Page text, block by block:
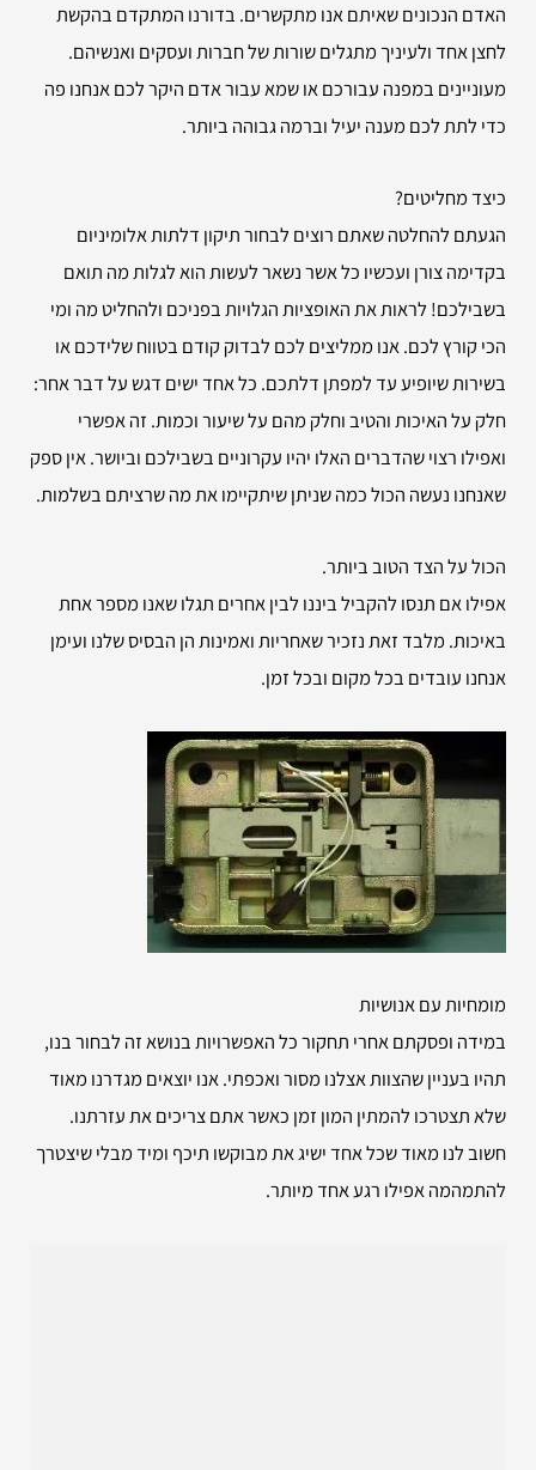
האדם הנכונים שאיתם אנו מתקשרים. בדורנו המתקדם בהקשת
לחצן אחד ולעיניך מתגלים שורות של חברות ועסקים ואנשיהם.
מעוניינים במפנה עבורכם או שמא עבור אדם היקר לכם אנחנו פה
כדי לתת לכם מענה יעיל וברמה גבוהה ביותר.
כיצד מחליטים?
הגעתם להחלטה שאתם רוצים לבחור תיקון דלתות אלומיניום
בקדימה צורן ועכשיו כל אשר נשאר לעשות הוא לגלות מה תואם
בשבילכם! לראות את האופציות הגלויות בפניכם ולהחליט מה ומי
הכי קורץ לכם. אנו ממליצים לכם לבדוק קודם בטווח שלידכם או
בשירות שיופיע עד למפתן דלתכם. כל אחד ישים דגש על דבר אחר:
חלק על האיכות והטיב וחלק מהם על שיעור וכמות. זה אפשרי
ואפילו רצוי שהדברים האלו יהיו עקרוניים בשבילכם וביושר. אין ספק
שאנחנו נעשה הכול כמה שניתן שיתקיימו את מה שרציתם בשלמות.
הכול על הצד הטוב ביותר.
אפילו אם תנסו להקביל ביננו לבין אחרים תגלו שאנו מספר אחת
באיכות. מלבד זאת נזכיר שאחריות ואמינות הן הבסיס שלנו ועימן
אנחנו עובדים בכל מקום ובכל זמן.
מומחיות עם אנושיות
במידה ופסקתם אחרי תחקור כל האפשרויות בנושא זה לבחור בנו,
תהיו בעניין שהצוות אצלנו מסור ואכפתי. אנו יוצאים מגדרנו מאוד
שלא תצטרכו להמתין המון זמן כאשר אתם צריכים את עזרתנו.
חשוב לנו מאוד שכל אחד ישיג את מבוקשו תיכף ומיד מבלי שיצטרך
להתמהמה אפילו רגע אחד מיותר.